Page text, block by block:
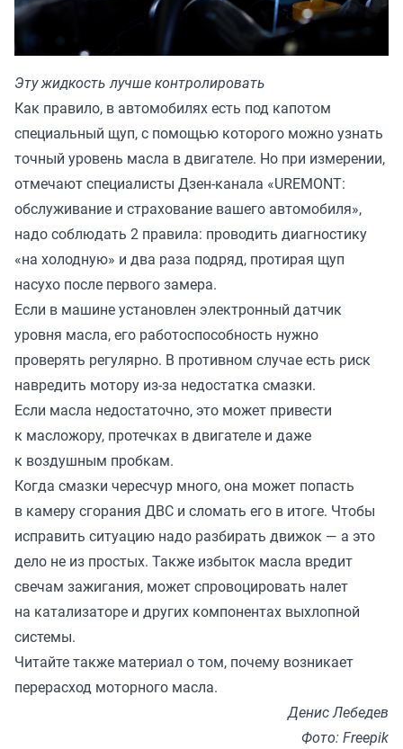
Эту жидкость лучше контролировать
Как правило, в автомобилях есть под капотом
специальный щуп, с помощью которого можно узнать
точный уровень масла в двигателе. Но при измерении,
отмечают специалисты Дзен-канала «UREMONT:
обслуживание и страхование вашего автомобиля»,
надо соблюдать 2 правила: проводить диагностику
«на холодную» и два раза подряд, протирая щуп
насухо после первого замера.
Если в машине установлен электронный датчик
уровня масла, его работоспособность нужно
проверять регулярно. В противном случае есть риск
навредить мотору из-за недостатка смазки.
Если масла недостаточно, это может привести
к масложору, протечках в двигателе и даже
к воздушным пробкам.
Когда смазки чересчур много, она может попасть
в камеру сгорания ДВС и сломать его в итоге. Чтобы
исправить ситуацию надо разбирать движок — а это
дело не из простых. Также избыток масла вредит
свечам зажигания, может спровоцировать налет
на катализаторе и других компонентах выхлопной
системы.
Читайте также материал о том, почему возникает
перерасход моторного масла.
Денис Лебедев
Фото: Freepik